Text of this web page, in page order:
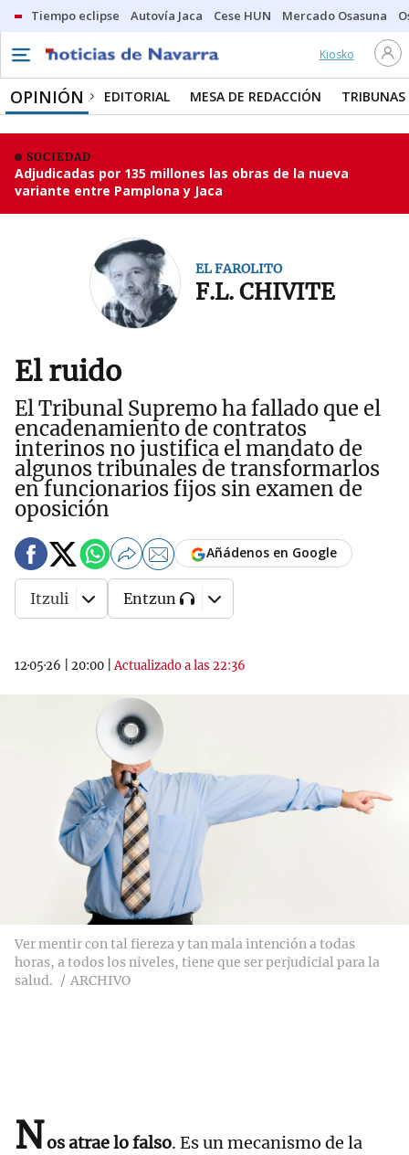
Tiempo eclipse Autovía Jaca Cese HUN Mercado Osasuna
Kiosko
OPINIÓN EDITORIAL MESA DE REDACCIÓN TRIBUNAS
SOCIEDAD
Adjudicadas por 135 millones las obras de la nueva
variante entre Pamplona y Jaca
EL FAROLITO
F.L. CHIVITE
El ruido
El Tribunal Supremo ha fallado que el
encadenamiento de contratos
interinos no justifica el mandato de
algunos tribunales de transformarlos
en funcionarios fijos sin examen de
oposición
12·05·26 20:00 |Actualizado a las 22:36
Añádenos en Google
Itzuli Entzun
Ver mentir con tal fiereza y tan mala intención a todas
horas, a todos los niveles, tiene que ser perjudicial para la
salud.
ARCHIVO
Nos atrae lo falso. Es un mecanismo de la